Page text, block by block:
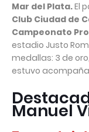
Mar del Plata.El
Club Ciudad de
Campeonato
estadio Justo
medallas: 3 de
estuvo
Manuel